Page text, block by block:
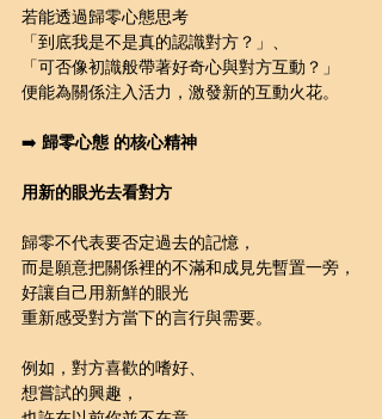
若能透過歸零心態思考
「到底我是不是真的認識對方？」、
「可否像初識般帶著好奇心與對方互動？」
便能為關係注入活力，激發新的互動火花。
➡️ 歸零心態 的核心精神
用新的眼光去看對方
歸零不代表要否定過去的記憶，
而是願意把關係裡的不滿和成見先暫置一旁，
好讓自己用新鮮的眼光
重新感受對方當下的言行與需要。
例如，對方喜歡的嗜好、
想嘗試的興趣，